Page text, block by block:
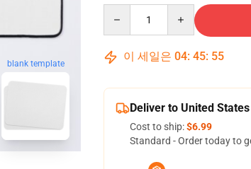
blank template
이 세일은 04: 45: 54
Deliver to United States
Cost to ship:$6.99
Standard - Order today to